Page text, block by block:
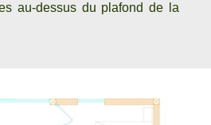
au-dessus du plafond de la